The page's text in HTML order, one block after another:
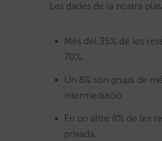
Les dades de la nostra
Més del 35% de les
70%.
Un 8% són grups de
intermediació.
En un altre 8% de les
privada.